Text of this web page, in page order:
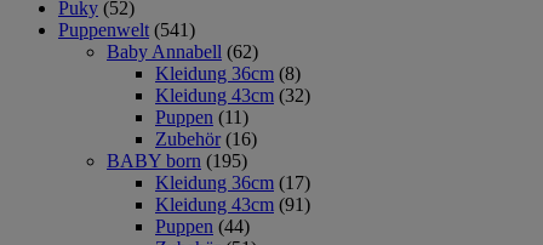
Puky (52)
Puppenwelt (541)
Baby Annabell (62)
Kleidung 36cm (8)
Kleidung 43cm (32)
Puppen (11)
Zubehör (16)
BABY born (195)
Kleidung 36cm (17)
Kleidung 43cm (91)
Puppen (44)